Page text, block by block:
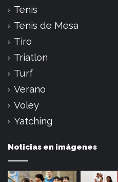
Tenis
Tenis de Mesa
Tiro
Triatlon
Turf
Verano
Voley
Yatching
Noticias en imágenes